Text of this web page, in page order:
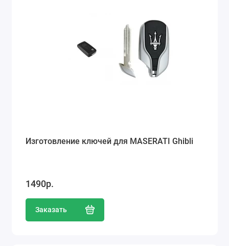
Изготовление ключей для MASERATI Ghibli
1490р.
Заказать